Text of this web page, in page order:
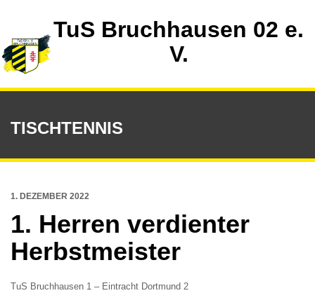
TuS Bruchhausen 02 e.
V.
TISCHTENNIS
1. DEZEMBER 2022
1. Herren verdienter
Herbstmeister
TuS Bruchhausen 1 – Eintracht Dortmund 2